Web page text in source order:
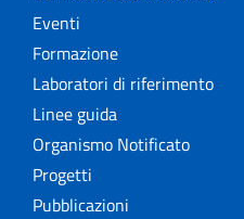
Eventi
Formazione
Laboratori di riferimento
Linee guida
Organismo Notificato
Progetti
Pubblicazioni